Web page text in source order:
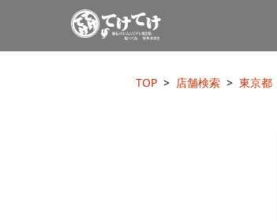
TOP 店舗検索 東京都